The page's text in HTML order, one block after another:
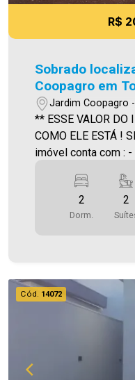
R$
Sobrado
Coopagro em
Jardim Coopagro
** ESSE VALOR DO
COMO ELE ESTÁ !
imóvel conta com :
Lavanderia - Vaga de garagem
88,70m² Área
Ativa possui hoje
Imobiliária Ativa |
informações aqui
todavia,
qualquer erro de
como alteração
2
Dorm.
2
Cód. 14072